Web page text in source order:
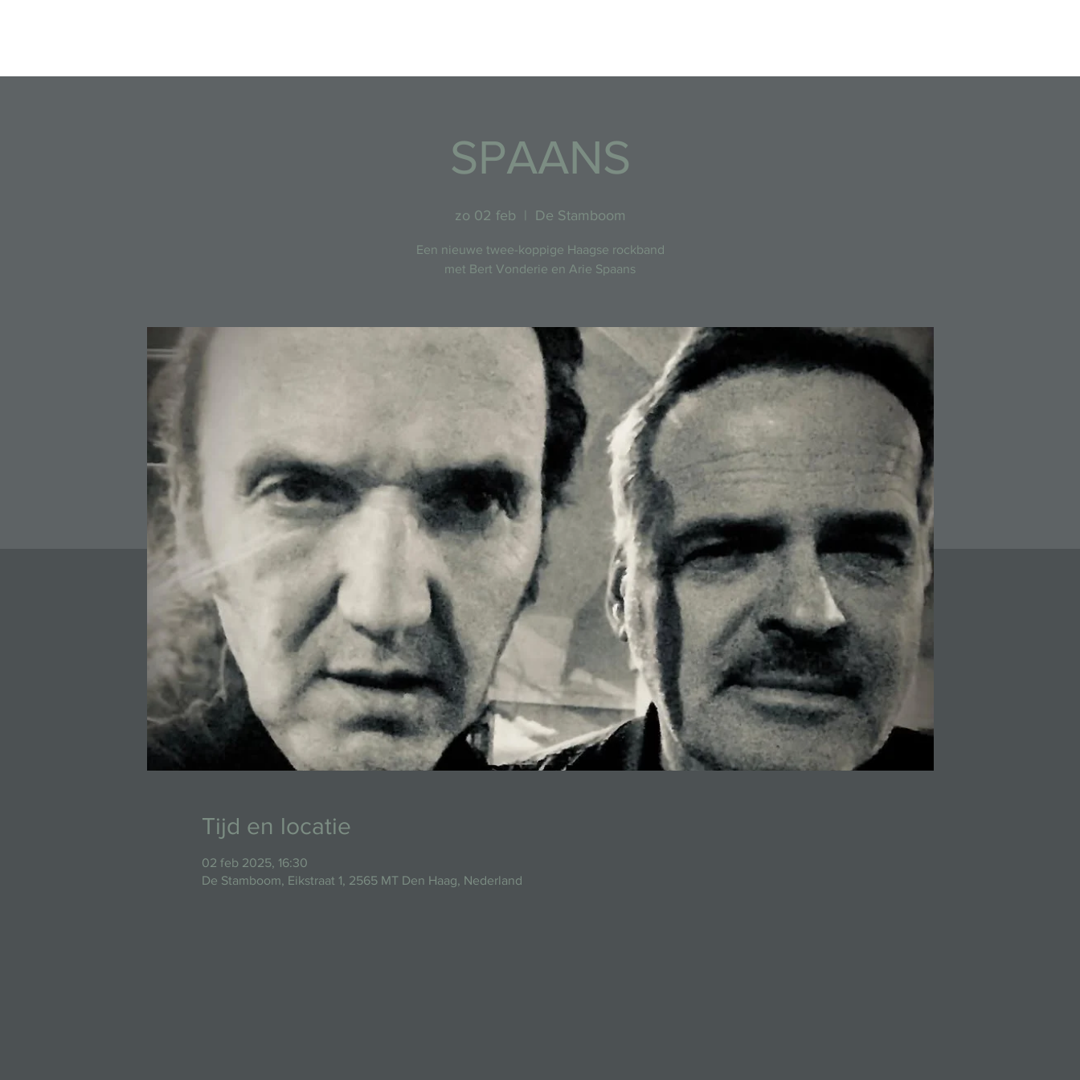
SPAANS
zo 02 feb De Stamboom
Een nieuwe twee-koppige Haagse rockband
met Bert Vonderie en Arie Spaans
Tijd en locatie
02 feb 2025, 16:30
De Stamboom, Eikstraat 1, 2565 MT Den Haag, Nederland